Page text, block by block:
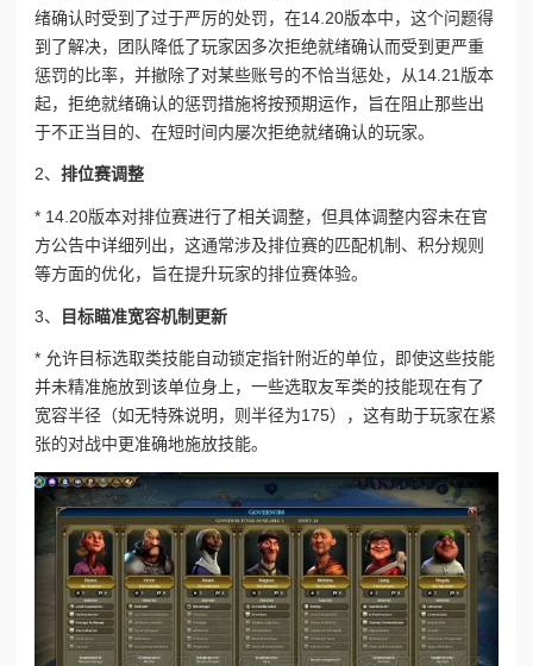
绪确认时受到了过于严厉的处罚，在14.20版本中，这个问题得
到了解决，团队降低了玩家因多次拒绝就绪确认而受到更严重
惩罚的比率，并撤除了对某些账号的不恰当惩处，从14.21版本
起，拒绝就绪确认的惩罚措施将按预期运作，旨在阻止那些出
于不正当目的、在短时间内屡次拒绝就绪确认的玩家。
2、 排位赛调整
* 14.20版本对排位赛进行了相关调整，但具体调整内容未在官
方公告中详细列出，这通常涉及排位赛的匹配机制、积分规则
等方面的优化，旨在提升玩家的排位赛体验。
3、 目标瞄准宽容机制更新
* 允许目标选取类技能自动锁定指针附近的单位，即使这些技能
并未精准施放到该单位身上，一些选取友军类的技能现在有了
宽容半径（如无特殊说明，则半径为175），这有助于玩家在紧
张的对战中更准确地施放技能。